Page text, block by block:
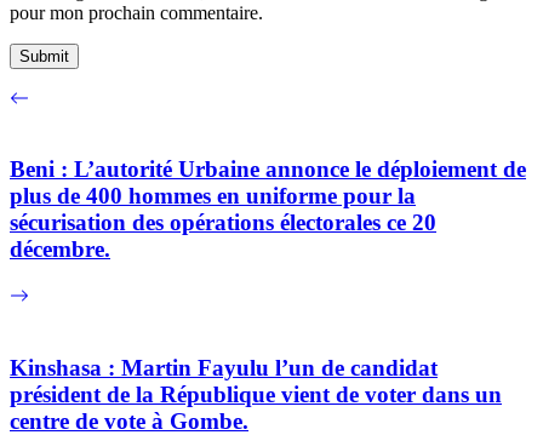
pour mon prochain commentaire.
Beni : L’autorité Urbaine annonce le déploiement de
plus de 400 hommes en uniforme pour la
sécurisation des opérations électorales ce 20
décembre.
Kinshasa : Martin Fayulu l’un de candidat
président de la République vient de voter dans un
centre de vote à Gombe.